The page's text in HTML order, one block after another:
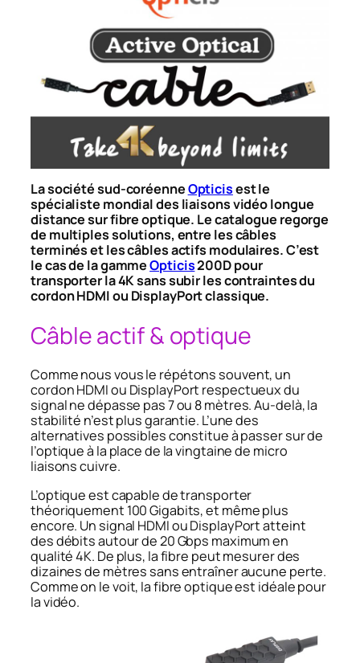
La société sud-coréenneOpticisest le
spécialiste mondial des liaisons vidéo longue
distance sur fibre optique. Le catalogue regorge
de multiples solutions, entre les câbles
terminés et les câbles actifs modulaires. C’est
le cas de la gammeOpticis200D pour
transporter la 4K sans subir les contraintes du
cordon HDMI ou DisplayPort classique.
Câble actif & optique
Comme nous vous le répétons souvent, un
cordon HDMI ou DisplayPort respectueux du
signal ne dépasse pas 7 ou 8 mètres. Au-delà, la
stabilité n’est plus garantie. L’une des
alternatives possibles constitue à passer sur de
l’optique à la place de la vingtaine de micro
liaisons cuivre.
L’optique est capable de transporter
théoriquement 100 Gigabits, et même plus
encore. Un signal HDMI ou DisplayPort atteint
des débits autour de 20 Gbps maximum en
qualité 4K. De plus, la fibre peut mesurer des
dizaines de mètres sans entraîner aucune perte.
Comme on le voit, la fibre optique est idéale pour
la vidéo.